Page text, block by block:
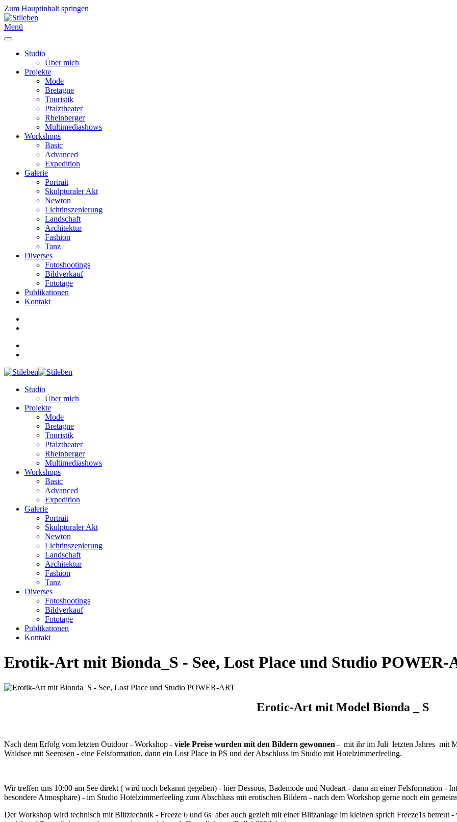
Zum Hauptinhalt springen
Menü
Studio
Über mich
Projekte
Mode
Bretagne
Touristik
Pfalztheater
Rheinberger
Multimediashows
Workshops
Basic
Advanced
Expedition
Galerie
Portrait
Skulpturaler Akt
Newton
Lichtinszenierung
Landschaft
Architektur
Fashion
Tanz
Diverses
Fotoshootings
Bildverkauf
Fototage
Publikationen
Kontakt
Studio
Über mich
Projekte
Mode
Bretagne
Touristik
Pfalztheater
Rheinberger
Multimediashows
Workshops
Basic
Advanced
Expedition
Galerie
Portrait
Skulpturaler Akt
Newton
Lichtinszenierung
Landschaft
Architektur
Fashion
Tanz
Diverses
Fotoshootings
Bildverkauf
Fototage
Publikationen
Kontakt
Erotik-Art mit Bionda_S - See, Lost Place und Studio POWER-
Erotic-Art mit Model Bionda _ S
Nach dem Erfolg vom letzten Outdoor - Workshop - viele Preise wurden mit den Bildern gewonnen - mit ihr im Juli letzten Jahres mit
Waldsee mit Seerosen - eine Felsformation, dann ein Lost Place in PS und der Abschluss im Studio mit Hotelzimmerfeeling.
Wir treffen uns 10:00 am See direkt ( wird noch bekannt gegeben) - hier Dessous, Bademode und Nudeart - dann an einer Felsformation -
besondere Atmosphäre) - im Studio Hotelzimmerfeeling zum Abschluss mit erotischen Bildern - nach dem Workshop gerne noch ein
Der Workshop wird technisch mit Blitztechnik - Freeze 6 und 6s aber auch gezielt mit einer Blitzanlage im kleinen sprich Freeze1s